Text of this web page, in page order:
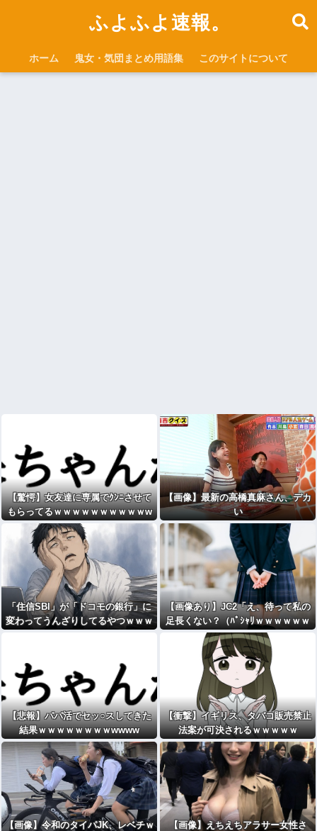
ふよふよ速報。
ホーム 鬼女・気団まとめ用語集 このサイトについて
【驚愕】女友達に専属でｸﾝﾆさせて
もらってるｗｗｗｗｗｗｗｗｗｗw
www
【画像】最新の高橋真麻さん、デカ
い
「住信SBI」が「ドコモの銀行」に
変わってうんざりしてるやつｗｗｗ
【画像あり】JC2「え、待って私の
足長くない？（ﾊﾟｼｬﾘｗｗｗｗｗｗ
ｗｗｗ)⇒
【悲報】パパ活でセッ○スしてきた
結果ｗｗｗｗｗｗｗｗwwww
【衝撃】イギリス、タバコ販売禁止
法案が可決されるｗｗｗｗｗ
【画像】令和のタイパJK、レベチｗ
【画像】えちえちアラサー女性さ